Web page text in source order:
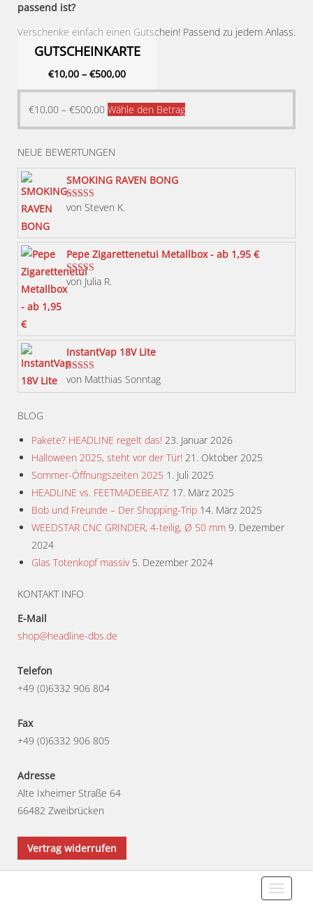
passend ist?
Verschenke einfach einen Gutschein! Passend zu jedem Anlass.
GUTSCHEINKARTE
€10,00 – €500,00
€10,00 – €500,00 Wähle den BetragDieses
Produkt
können
werden
NEUE BEWERTUNGEN
SMOKING RAVEN BONG
Bewertet mit
von Steven K.
Pepe Zigarettenetui Metallbox - ab 1,95 €
Bewertet mit
5
von Julia R.
InstantVap 18V Lite
Bewertet mit
5von 5
von Matthias Sonntag
BLOG
Pakete? HEADLINE regelt das! 23. Januar 2026
Halloween 2025, steht vor der Tür! 21. Oktober 2025
Sommer-Öffnungszeiten 2025 1. Juli 2025
HEADLINE vs. FEETMADEBEATZ 17. März 2025
Bob und Freunde – Der Shopping-Trip 14. März 2025
WEEDSTAR CNC GRINDER, 4-teilig, Ø 50 mm 9. Dezember
2024
Glas Totenkopf massiv 5. Dezember 2024
KONTAKT INFO
E-Mail
shop@headline-dbs.de
Telefon
+49 (0)6332 906 804
Fax
+49 (0)6332 906 805
Adresse
Alte Ixheimer Straße 64
66482 Zweibrücken
Vertrag widerrufen
Toggle